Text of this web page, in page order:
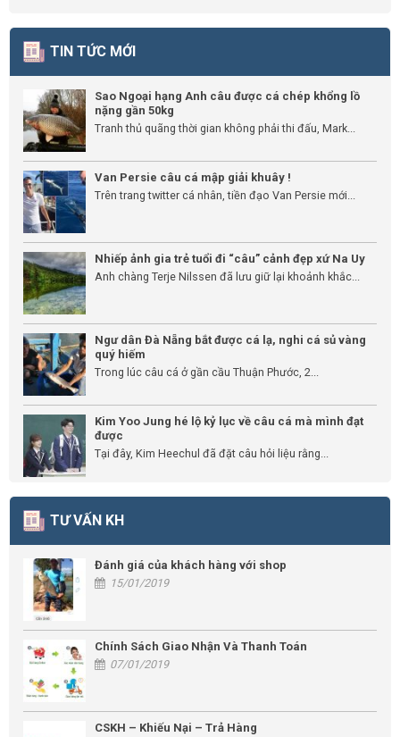
TIN TỨC MỚI
Sao Ngoại hạng Anh câu được cá chép khổng lồ
nặng gần 50kg
Tranh thủ quãng thời gian không phải thi đấu, Mark...
Van Persie câu cá mập giải khuây !
Trên trang twitter cá nhân, tiền đạo Van Persie mới...
Nhiếp ảnh gia trẻ tuổi đi “câu” cảnh đẹp xứ Na Uy
Anh chàng Terje Nilssen đã lưu giữ lại khoảnh khắc...
Ngư dân Đà Nẵng bắt được cá lạ, nghi cá sủ vàng
quý hiếm
Trong lúc câu cá ở gần cầu Thuận Phước, 2...
Kim Yoo Jung hé lộ kỷ lục về câu cá mà mình đạt
được
Tại đây, Kim Heechul đã đặt câu hỏi liệu rằng...
TƯ VẤN KH
Đánh giá của khách hàng với shop
15/01/2019
Chính Sách Giao Nhận Và Thanh Toán
07/01/2019
CSKH – Khiếu Nại – Trả Hàng